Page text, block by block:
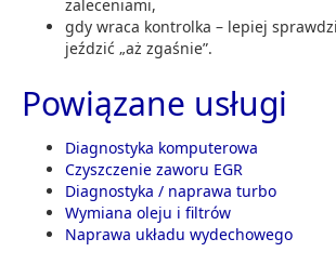
zaleceniami,
gdy wraca kontrolka – lepiej
jeździć „aż zgaśnie”.
Powiązane usługi
Diagnostyka komputerowa
Czyszczenie zaworu EGR
Diagnostyka / naprawa turbo
Wymiana oleju i filtrów
Naprawa układu wydechowego